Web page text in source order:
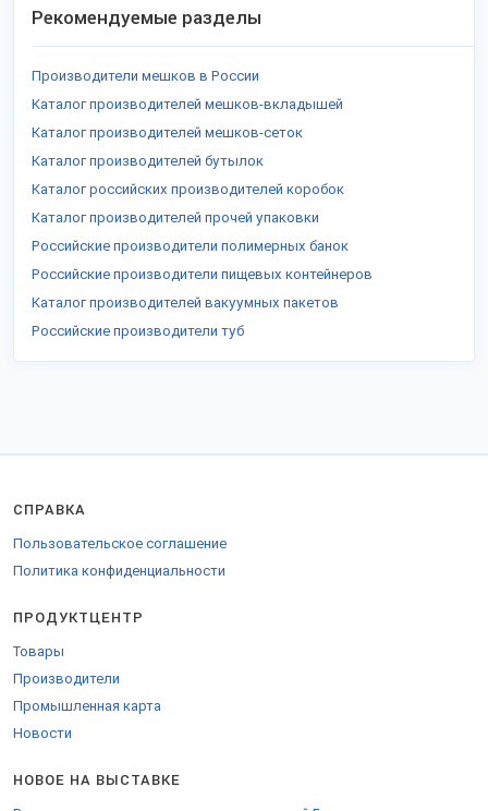
Рекомендуемые разделы
Производители мешков в России
Каталог производителей мешков-вкладышей
Каталог производителей мешков-сеток
Каталог производителей бутылок
Каталог российских производителей коробок
Каталог производителей прочей упаковки
Российские производители полимерных банок
Российские производители пищевых контейнеров
Каталог производителей вакуумных пакетов
Российские производители туб
СПРАВКА
Пользовательское соглашение
Политика конфиденциальности
ПРОДУКТЦЕНТР
Товары
Производители
Промышленная карта
Новости
НОВОЕ НА ВЫСТАВКЕ